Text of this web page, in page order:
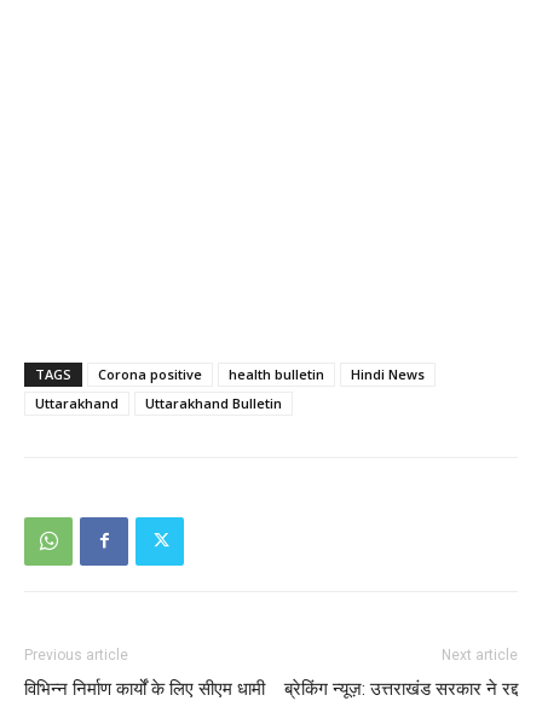
TAGS Corona positive health bulletin
Hindi News
Uttarakhand
Uttarakhand Bulletin
Previous article
विभिन्न निर्माण कार्यों के लिए सीएम धामी
Next article
ब्रेकिंग न्यूज़: उत्तराखंड सरकार ने रद्द